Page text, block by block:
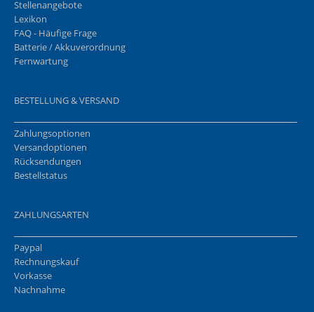
Stellenangebote
Lexikon
FAQ - Häufige Frage
Batterie / Akkuverordnung
Fernwartung
BESTELLUNG & VERSAND
Zahlungsoptionen
Versandoptionen
Rücksendungen
Bestellstatus
ZAHLUNGSARTEN
Paypal
Rechnungskauf
Vorkasse
Nachnahme